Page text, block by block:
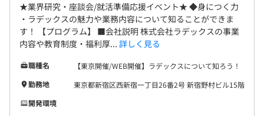
★業界研究・座談会/就活準備応援イベント★ ◆身につく力
・ラデックスの魅力や業務内容について知ることができま
す！ 【プログラム】 ■会社説明 株式会社ラデックスの事業
内容や教育制度・福利厚... 詳しく見る
職種名
【東京開催/WEB開催】ラデックスについて知ろう！
勤務地
東京都新宿区西新宿一丁目26番2号 新宿野村ビル15階
開発環境